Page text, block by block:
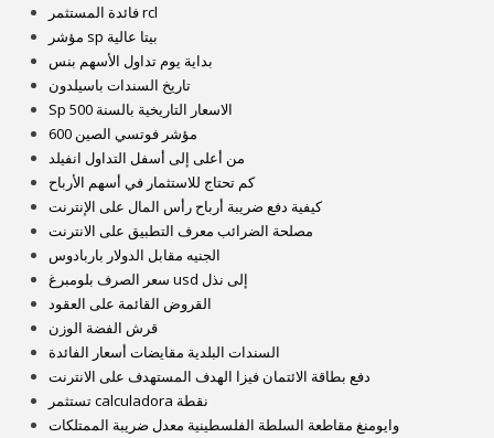
فائدة المستثمر rcl
مؤشر sp بيتا عالية
بداية يوم تداول الأسهم بنس
تاريخ السندات باسيلدون
Sp 500 الاسعار التاريخية بالسنة
مؤشر فوتسي الصين 600
من أعلى إلى أسفل التداول انفيلد
كم تحتاج للاستثمار في أسهم الأرباح
كيفية دفع ضريبة أرباح رأس المال على الإنترنت
مصلحة الضرائب معرف التطبيق على الانترنت
الجنيه مقابل الدولار باربادوس
سعر الصرف بلومبرغ usd إلى نذل
القروض القائمة على العقود
قرش الفضة الوزن
السندات البلدية مقايضات أسعار الفائدة
دفع بطاقة الائتمان فيزا الهدف المستهدف على الانترنت
تستثمر calculadora نقطة
وايومنغ مقاطعة السلطة الفلسطينية معدل ضريبة الممتلكات